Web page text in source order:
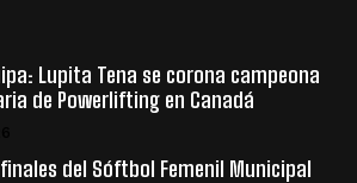
Lupita Tena se corona campeona
de Powerlifting en Canadá
del Sóftbol Femenil Municipal